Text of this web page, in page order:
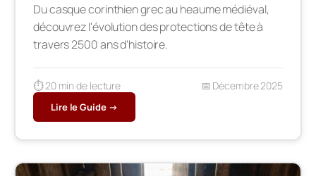
Du casque corinthien grec au heaume médiéval,
découvrez l'évolution des protections de tête à
travers 2500 ans d'histoire.
⏱️ 20 min de lecture 📅 Décembre 2025
Lire le Guide →